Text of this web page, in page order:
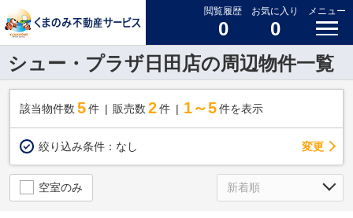
閲覧履歴
0
お気に入り
0
メニュー
シュー・プラザ日田店の周辺物件一覧
該当物件数 5件 販売数 2 件 1～5 件を表示
絞り込み条件： なし 変更
空室のみ